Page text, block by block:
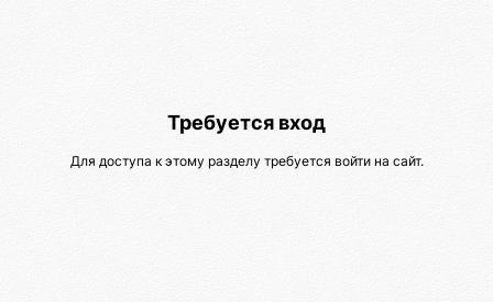
Требуется вход
Для доступа к этому разделу требуется войти на сайт.